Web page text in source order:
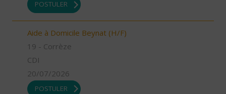
POSTULER
Aide à Domicile Beynat (H/F)
19 - Corrèze
CDI
20/07/2026
POSTULER